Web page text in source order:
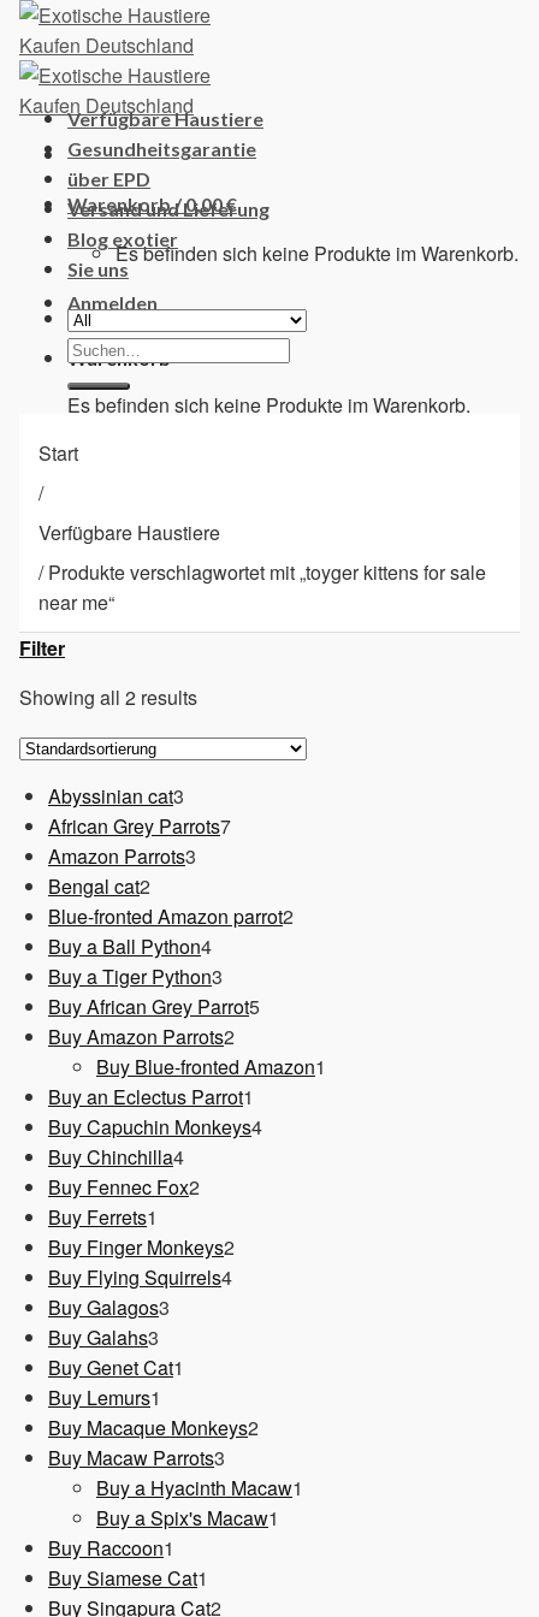
Skip
content
Warenkorb /0,00€
Es befinden sich keine Produkte im Warenkorb.
Anmelden
Warenkorb
Es befinden sich keine Produkte im Warenkorb.
Verfügbare Haustiere
Gesundheitsgarantie
über EPD
Versand und Lieferung
Blog exotier
Sie uns
Suchen
nach:
Start
/
Verfügbare Haustiere
/Produkte verschlagwortet mit „toyger kittens for sale
near me“
Filter
Showing all 2 results
Abyssinian cat3
Produkte
African Grey Parrots77
Amazon Parrots3
Bengal cat22
Produkte
Blue-fronted Amazon parrot22
Buy a Ball Python44
Produkte
Buy a Tiger Python3
Produkte
Buy African Grey Parrot55
Buy Amazon Parrots22
Produkte
Buy Blue-fronted Amazon1
Buy an Eclectus Parrot1
Produkt
Buy Capuchin Monkeys44
Buy Chinchilla44
Produkte
Buy Fennec Fox22
Buy Ferrets1
Produkt
Buy Finger Monkeys22
Buy Flying Squirrels44
Buy Galagos3
Buy Galahs3
Produkte
Buy Genet Cat1
Buy Lemurs1
Produkt
Buy Macaque Monkeys22
Buy Macaw Parrots3
Produkte
Buy a Hyacinth Macaw1
Buy a Spix's Macaw1
Buy Raccoon1
Produkt
Buy Siamese Cat1
Produkt
Buy Singapura Cat22